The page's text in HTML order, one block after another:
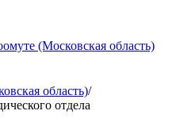
(Московская область)
область)/
отдела